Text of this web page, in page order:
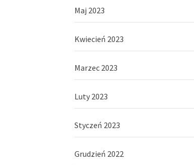
Maj 2023
Kwiecień 2023
Marzec 2023
Luty 2023
Styczeń 2023
Grudzień 2022